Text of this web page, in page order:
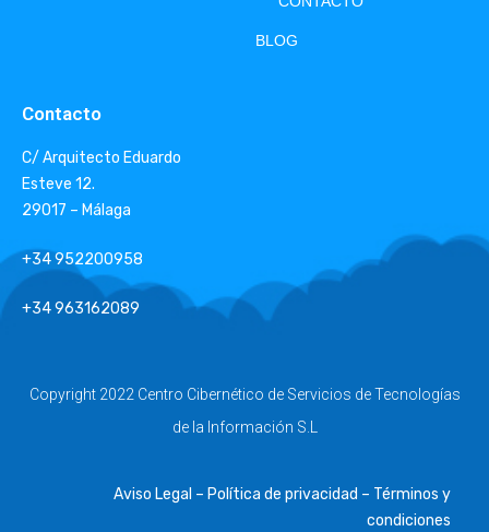
BLOG
Contacto
C/ Arquitecto Eduardo
Esteve 12.
29017 – Málaga
+34 952200958
+34 963162089
Copyright 2022 Centro Cibernético de Servicios de Tecnologías
de la Información S.L
Aviso Legal – Política de privacidad – Términos y
condiciones